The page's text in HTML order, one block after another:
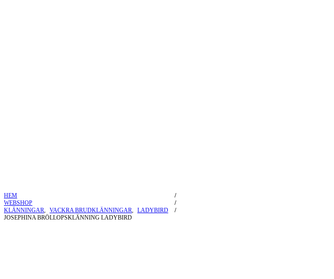
HEM
WEBSHOP
KLÄNNINGAR, VACKRA BRUDKLÄNNINGAR, LADYBIRD
JOSEPHINA BRÖLLOPSKLÄNNING LADYBIRD